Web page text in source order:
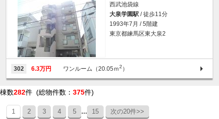
西武池袋線
大泉学園駅 / 徒歩11分
1993年7月 / 5階建
東京都練馬区東大泉2
302 6.3万円 ワンルーム（20.05ｍ2 ）
棟数282件 (総物件数： 375件)
1 2 3 4 5 ... 15 次の20件>>